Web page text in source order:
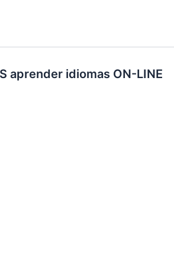
aprender idiomas ON-LINE